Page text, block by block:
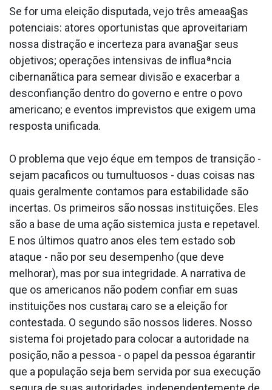
Se for uma eleição disputada, vejo três ameaa§as
potenciais: atores oportunistas que aproveitariam
nossa distração e incerteza para avana§ar seus
objetivos; operações intensivas de influaªncia
cibernanãtica para semear divisão e exacerbar a
desconfianção dentro do governo e entre o povo
americano; e eventos imprevistos que exigem uma
resposta unificada.
O problema que vejo éque em tempos de transição -
sejam paca­ficos ou tumultuosos - duas coisas nas
quais geralmente contamos para estabilidade são
incertas. Os primeiros são nossas instituições. Eles
são a base de uma ação sistemica justa e repeta­vel.
E nos últimos quatro anos eles tem estado sob
ataque - não por seu desempenho (que deve
melhorar), mas por sua integridade. A narrativa de
que os americanos não podem confiar em suas
instituições nos custara¡ caro se a eleição for
contestada. O segundo são nossos lideres. Nosso
sistema foi projetado para colocar a autoridade na
posição, não a pessoa - o papel da pessoa égarantir
que a população seja bem servida por sua execução